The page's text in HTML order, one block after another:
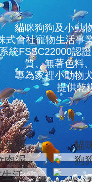
貓咪狗狗及小動
式會社寵物生活事
統FSSC22000認
質、無著色料
專為家裡小動物
提供乾
果泥 貓
肉泥
狗
活